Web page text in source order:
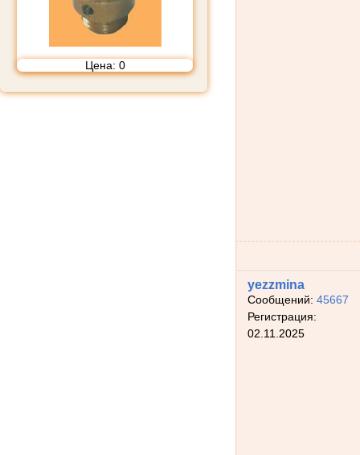
Цена: 0
yezzmina
Сообщений:45667
Регистрация:
02.11.2025